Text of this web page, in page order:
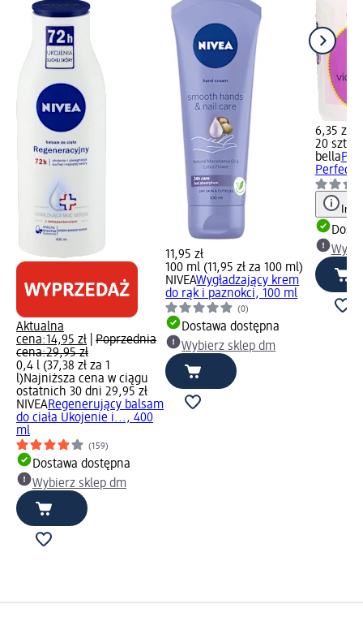
Aktualna
cena:14,95 zł
Poprzednia
cena:29,95 zł
0,4 l (37,38 zł za 1
l)Najniższa cena w ciągu
ostatnich 30 dni 29,95 zł
NIVEARegenerujący balsam
do ciała Ukojenie i..., 400
ml
(159)
Dostawa dostępna
Wybierz sklep dm
11,95 zł
100 ml (11,95 zł za 100 ml)
NIVEAWygładzający krem
do rąk i paznokci, 100 ml
(0)
Dostawa dostępna
Wybierz sklep dm
6,35 zł
20 szt.
bella